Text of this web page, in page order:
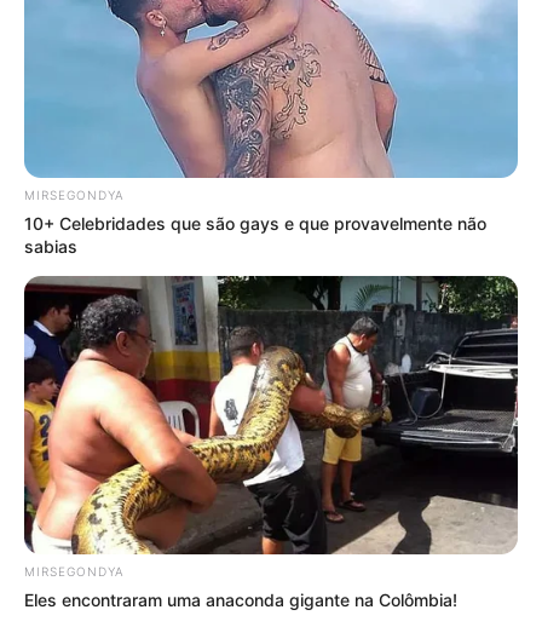
MIRSEGONDYA
10+ Celebridades que são gays e que provavelmente não
sabias
MIRSEGONDYA
Eles encontraram uma anaconda gigante na Colômbia!